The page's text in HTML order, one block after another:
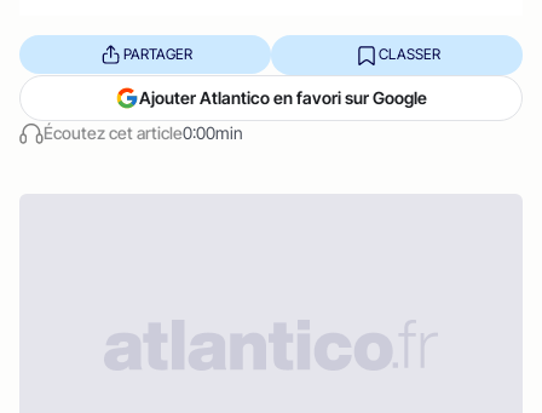
Écoutez cet article0:00min
PARTAGER CLASSER
Ajouter Atlantico en favori sur Google